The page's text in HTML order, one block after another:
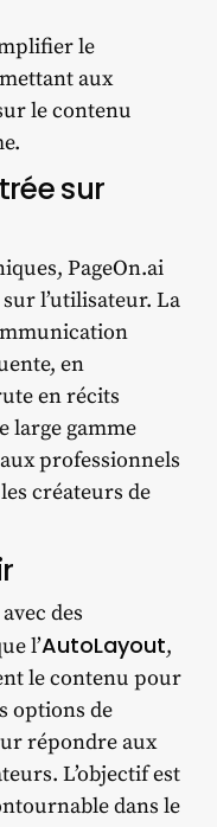
le
aux
le contenu
sur
PageOn.ai
l’utilisateur. La
en
en récits
large gamme
professionnels
créateurs de
des
l’AutoLayout,
le contenu pour
options de
répondre aux
L’objectif est
dans le